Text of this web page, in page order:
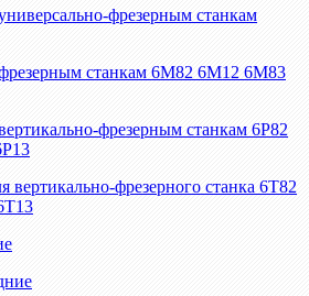
фрезерным станкам
фрезерным станкам 6М82 6М12 6М83
фрезерным станкам 6Р82
вертикально-фрезерного станка 6Т82